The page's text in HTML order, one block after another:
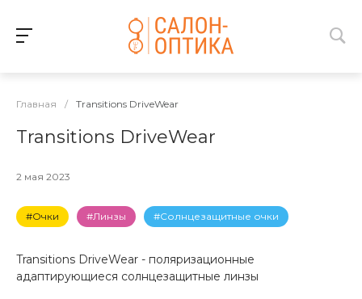
Главная / Transitions DriveWear
Transitions DriveWear
2 мая 2023
#Очки #Линзы #Солнцезащитные очки
Transitions DriveWear - поляризационные
адаптирующиеся солнцезащитные линзы